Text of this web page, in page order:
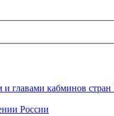
главами кабминов
России